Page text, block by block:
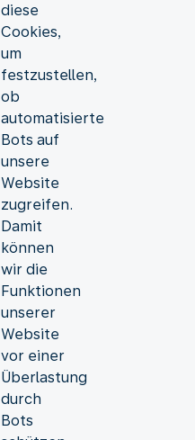
diese
Cookies,
um
festzustellen,
ob
automatisierte
Bots auf
unsere
Website
zugreifen.
Damit
können
wir die
Funktionen
unserer
Website
vor einer
Überlastung
durch
Bots